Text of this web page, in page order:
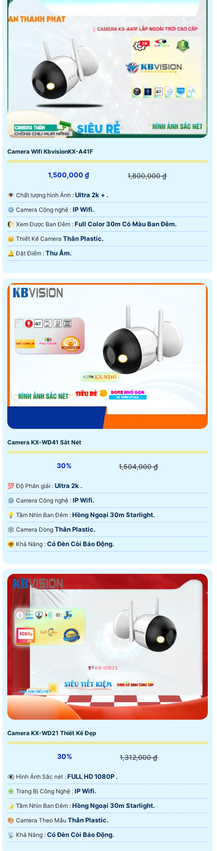
Camera Wifi KbvisionKX-A41F
1,500,000 ₫ 1,800,000 ₫
👁 Chất lượng hình Ảnh : Ultra 2k + .
⚙ Camera Công nghệ : IP Wifi.
🌔 Xem Được Ban Đêm : Full Color 30m Có Màu Ban Ðêm.
👑 Thiết Kế Camera Thân Plastic.
️🔔 Đặt Điểm : Thu Âm.
Camera KX-WD41 Sắt Nét
30% 1,504,000 ₫
💯 Độ Phân giải : Ultra 2k .
⚙ Camera Công nghệ : IP Wifi.
💡 Tầm Nhìn Ban Đêm : Hồng Ngoại 30m Starlight.
🕸️ Camera Dòng Thân Plastic.
️☣️ Khả Năng : Có Ðèn Còi Báo Động.
Camera KX-WD21 Thiết Kế Đẹp
30% 1,312,000 ₫
👁️‍🗨 Hình Ảnh Sắc nét : FULL HD 1080P .
✳️ Trang Bị Công Nghệ : IP Wifi.
🌛 Tầm Nhìn Ban Đêm : Hồng Ngoại 30m Starlight.
🎨 Camera Theo Mẫu Thân Plastic.
️📡 Khả Năng : Có Ðèn Còi Báo Động.